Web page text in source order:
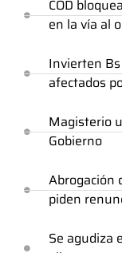
COD
en la vía al
Invierten
afectados
Magisterio
Gobierno
Abrogación
piden
Se agudiza